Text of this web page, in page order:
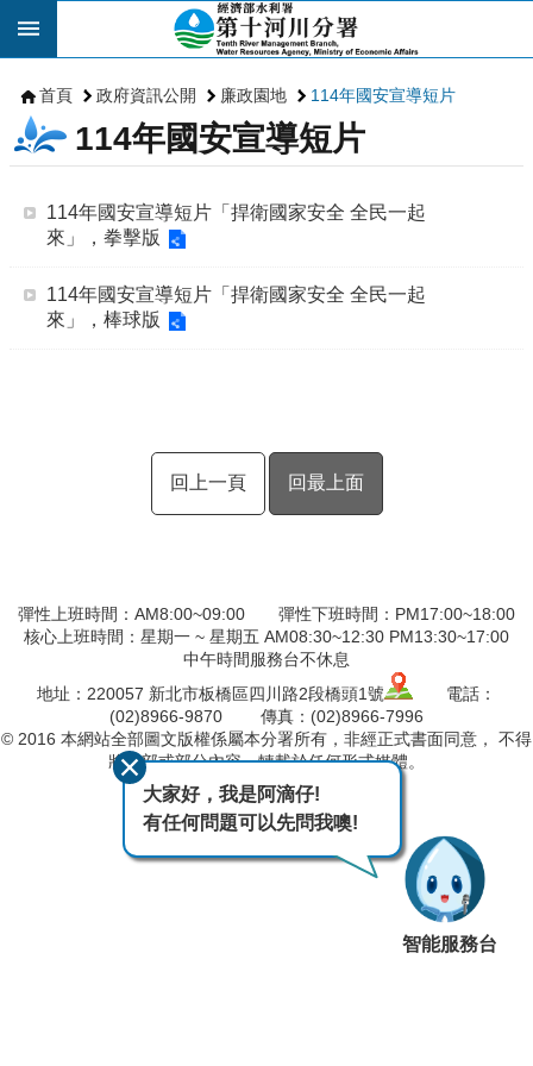
跳到主要內容區塊
首頁 政府資訊公開 廉政園地 114年國安宣導短片
114年國安宣導短片
114年國安宣導短片「捍衛國家安全 全民一起
來」，拳擊版
114年國安宣導短片「捍衛國家安全 全民一起
來」，棒球版
回上一頁 回最上面
彈性上班時間：AM8:00~09:00 彈性下班時間：PM17:00~18:00
核心上班時間：星期一 ~ 星期五 AM08:30~12:30 PM13:30~17:00
中午時間服務台不休息
地址：220057 新北市板橋區四川路2段橋頭1號
電話：
(02)8966-9870 傳真：(02)8966-7996
© 2016 本網站全部圖文版權係屬本分署所有，非經正式書面同意， 不得
將全部或部分內容，轉載於任何形式媒體。
最後異動日期115-08-08
瀏覽人次49
大家好，我是阿滴仔!
有任何問題可以先問我噢!
智能服務台